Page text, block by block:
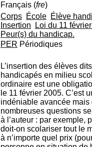
Français (fre)
Corps École Élève
Insertion
Loi du 11
Peur(s) du handicap.
PER Périodiques
L’insertion des élèves dits
handicapés en milieu
ordinaire est une
le 11 février 2005. C’est
indéniable avancée mais
nombreuses questions
à l’auteur : par exemple,
doit-on scolariser tout le
à n’importe quel prix
m
e
n
t
a
i
o
n
d
u
C
R
A
R
h